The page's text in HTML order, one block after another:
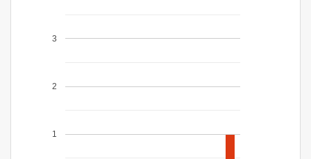
1
2
3